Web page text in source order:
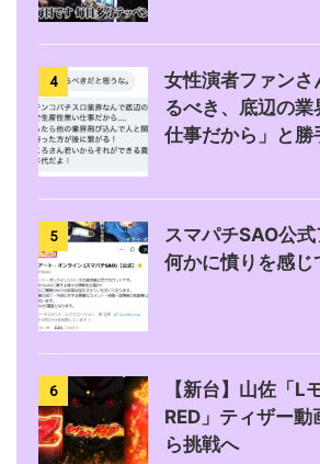
4
女性演者ファンさ
るべき、底辺の
仕事だから」と勝
5
スマパチSAO公
何かに憤りを感じ
6
【新台】山佐「L
RED」ティザー
ら挑戦へ